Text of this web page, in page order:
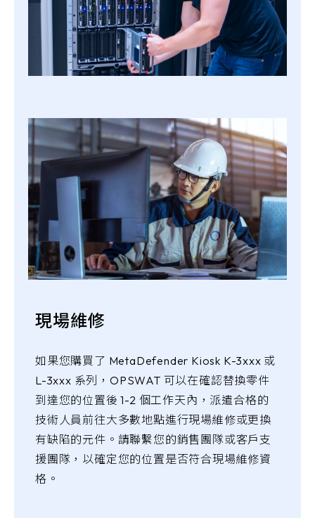
現場維修
如果您購買了 MetaDefender Kiosk K-3xxx 或
L-3xxx 系列，OPSWAT 可以在確認替換零件
到達您的位置後 1-2 個工作天內，派遣合格的
技術人員前往大多數地點進行現場維修或更換
有缺陷的元件。請聯繫您的銷售團隊或客戶支
援團隊，以確定您的位置是否符合現場維修資
格。